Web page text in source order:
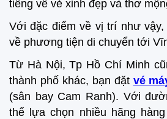
tiếng về vẻ xinh đẹp và thơ
Với đặc điểm về vị trí như
về phương tiện di chuyển tới
Từ Hà Nội, Tp Hồ Chí Minh
thành phố khác, bạn đặt vé
(sân bay Cam Ranh). Với
thể lựa chọn nhiều hãng